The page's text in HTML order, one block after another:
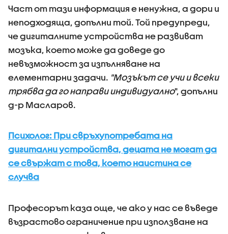
Част от тази информация е ненужна, а дори и
неподходяща, допълни той. Той предупреди,
че дигиталните устройства не развиват
мозъка, което може да доведе до
невъзможност за изпълняване на
елементарни задачи. "Мозъкът се учи и всеки
трябва да го направи индивидуално", допълни
д-р Масларов.
Психолог: При свръхупотребата на
дигитални устройства, децата не могат да
се свържат с това, което наистина се
случва
Професорът каза още, че ако у нас се въведе
възрастово ограничение при използване на